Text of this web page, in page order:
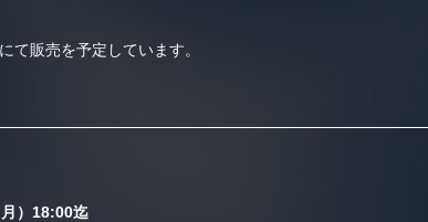
販売を予定しています。
）18:00迄